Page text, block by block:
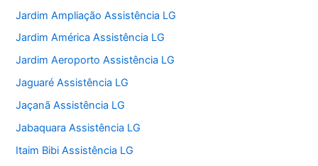
Jardim Ampliação Assistência LG
Jardim América Assistência LG
Jardim Aeroporto Assistência LG
Jaguaré Assistência LG
Jaçanã Assistência LG
Jabaquara Assistência LG
Itaim Bibi Assistência LG